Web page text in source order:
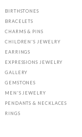
BIRTHSTONES
BRACELETS
CHARMS & PINS
CHILDREN'S JEWELRY
EARRINGS
EXPRESSIONS JEWELRY
GALLERY
GEMSTONES
MEN'S JEWELRY
PENDANTS & NECKLACES
RINGS